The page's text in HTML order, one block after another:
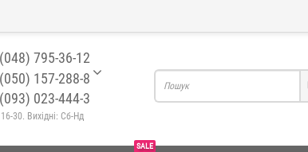
(048) 795-36-12
(050) 157-288-8
(093) 023-444-3
30. Вихідні: Сб-Нд
SALE